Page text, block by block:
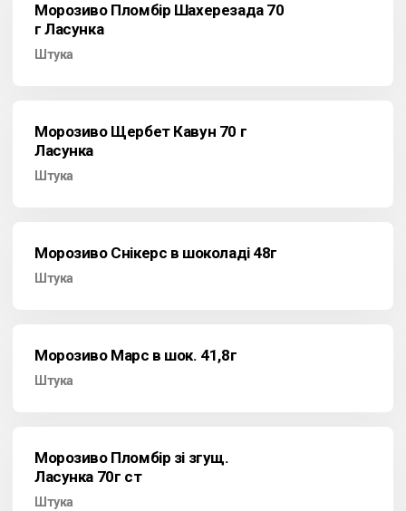
Морозиво Пломбір Шахерезада 70
г Ласунка
Штука
Морозиво Щербет Кавун 70 г
Ласунка
Штука
Морозиво Снікерс в шоколаді 48г
Штука
Морозиво Марс в шок. 41,8г
Штука
Морозиво Пломбір зі згущ.
Ласунка 70г ст
Штука